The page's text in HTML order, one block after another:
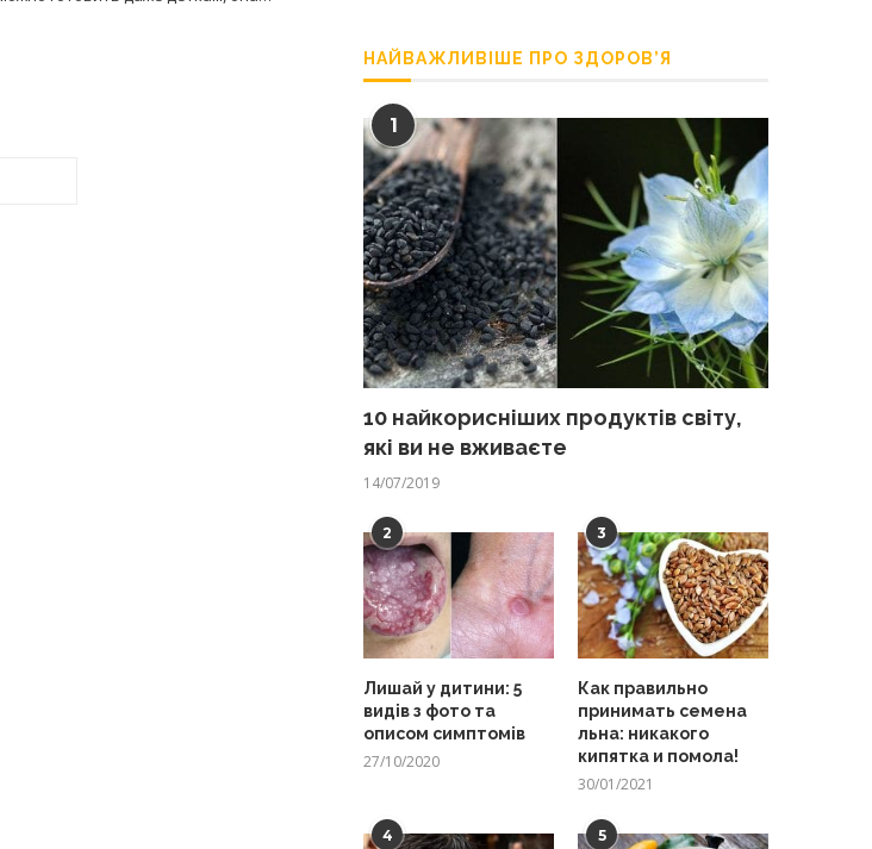
НАЙВАЖЛИВІШЕ ПРО ЗДОРОВ’Я
1
10 найкорисніших продуктів світу,
які ви не вживаєте
14/07/2019
2
Лишай у дитини: 5
видів з фото та
описом симптомів
27/10/2020
3
Как правильно
принимать семена
льна: никакого
кипятка и помола!
30/01/2021
4 5